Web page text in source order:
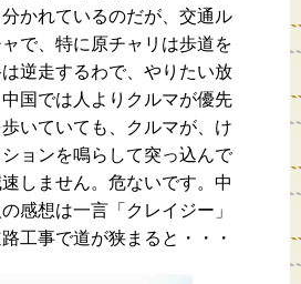
かれているのだが、交通ル
で、特に原チャリは歩道を
逆走するわで、やりたい放
国では人よりクルマが優先
いていても、クルマが、け
ョンを鳴らして突っ込んで
しません。危ないです。中
感想は一言「クレイジー」
工事で道が狭まると・・・